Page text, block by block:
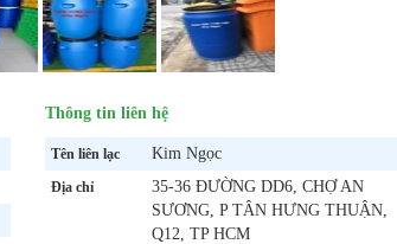
Thông tin liên hệ
Tên liên lạc Kim Ngọc
Địa chỉ
35-36 ĐƯỜNG DD6, CHỢ AN
SƯƠNG, P TÂN HƯNG THUẬN,
Q12, TP HCM